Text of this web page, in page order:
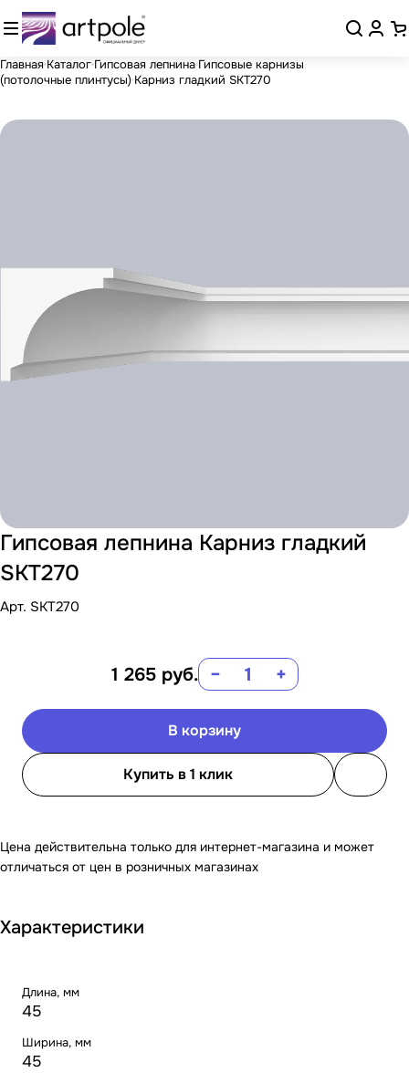
Главная Каталог Гипсовая лепнина Гипсовые карнизы
(потолочные плинтусы) Карниз гладкий SKT270
Гипсовая лепнина Карниз гладкий
SKT270
Арт. SKT270
1 265 руб. − +
В корзину
Купить в 1 клик
Цена действительна только для интернет-магазина и может
отличаться от цен в розничных магазинах
Характеристики
Длина, мм
45
Ширина, мм
45